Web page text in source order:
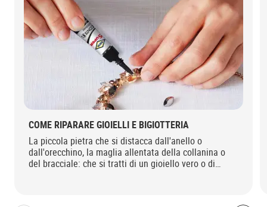
COME RIPARARE GIOIELLI E BIGIOTTERIA
La piccola pietra che si distacca dall'anello o
dall'orecchino, la maglia allentata della collanina o
del bracciale: che si tratti di un gioiello vero o di